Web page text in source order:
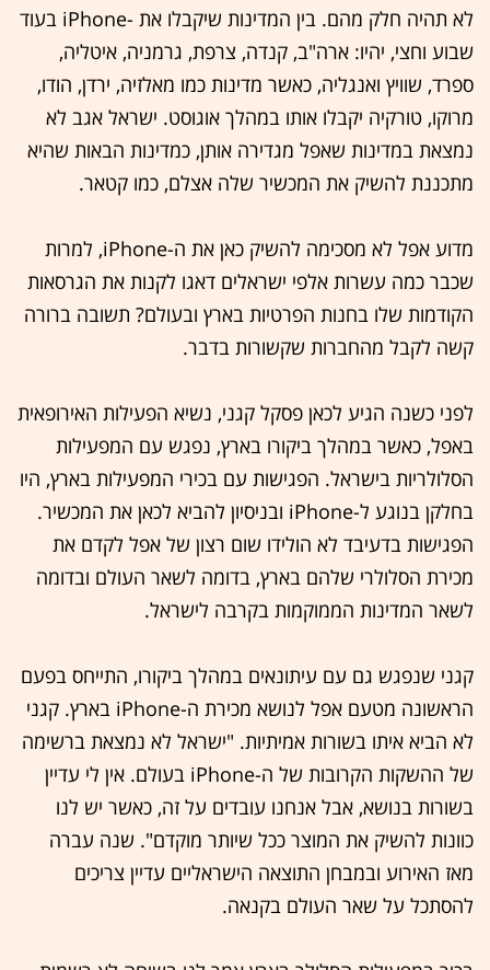
לא תהיה חלק מהם. בין המדינות שיקבלו את -iPhone בעוד
שבוע וחצי, יהיו: ארה"ב, קנדה, צרפת, גרמניה, איטליה,
ספרד, שוויץ ואנגליה, כאשר מדינות כמו מאלזיה, ירדן, הודו,
מרוקו, טורקיה יקבלו אותו במהלך אוגוסט. ישראל אגב לא
נמצאת במדינות שאפל מגדירה אותן, כמדינות הבאות שהיא
מתכננת להשיק את המכשיר שלה אצלם, כמו קטאר.
מדוע אפל לא מסכימה להשיק כאן את ה-iPhone, למרות
שכבר כמה עשרות אלפי ישראלים דאגו לקנות את הגרסאות
הקודמות שלו בחנות הפרטיות בארץ ובעולם? תשובה ברורה
קשה לקבל מהחברות שקשורות בדבר.
לפני כשנה הגיע לכאן פסקל קגני, נשיא הפעילות האירופאית
באפל, כאשר במהלך ביקורו בארץ, נפגש עם המפעילות
הסלולריות בישראל. הפגישות עם בכירי המפעילות בארץ, היו
בחלקן בנוגע ל-iPhone ובניסיון להביא לכאן את המכשיר.
הפגישות בדעיבד לא הולידו שום רצון של אפל לקדם את
מכירת הסלולרי שלהם בארץ, בדומה לשאר העולם ובדומה
לשאר המדינות הממוקמות בקרבה לישראל.
קגני שנפגש גם עם עיתונאים במהלך ביקורו, התייחס בפעם
הראשונה מטעם אפל לנושא מכירת ה-iPhone בארץ. קגני
לא הביא איתו בשורות אמיתיות. "ישראל לא נמצאת ברשימה
של ההשקות הקרובות של ה-iPhone בעולם. אין לי עדיין
בשורות בנושא, אבל אנחנו עובדים על זה, כאשר יש לנו
כוונות להשיק את המוצר ככל שיותר מוקדם". שנה עברה
מאז האירוע ובמבחן התוצאה הישראליים עדיין צריכים
להסתכל על שאר העולם בקנאה.